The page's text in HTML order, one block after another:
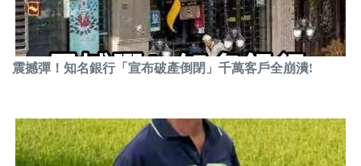
震撼彈！知名銀行「宣布破產倒閉」千萬客戶全崩潰!